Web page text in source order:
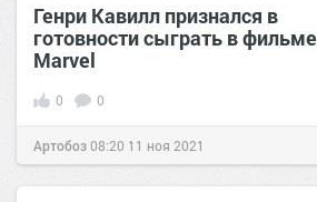
Генри Кавилл признался в
готовности сыграть в фильме
Marvel
0 0
Артобоз08:20 11 ноя 2021